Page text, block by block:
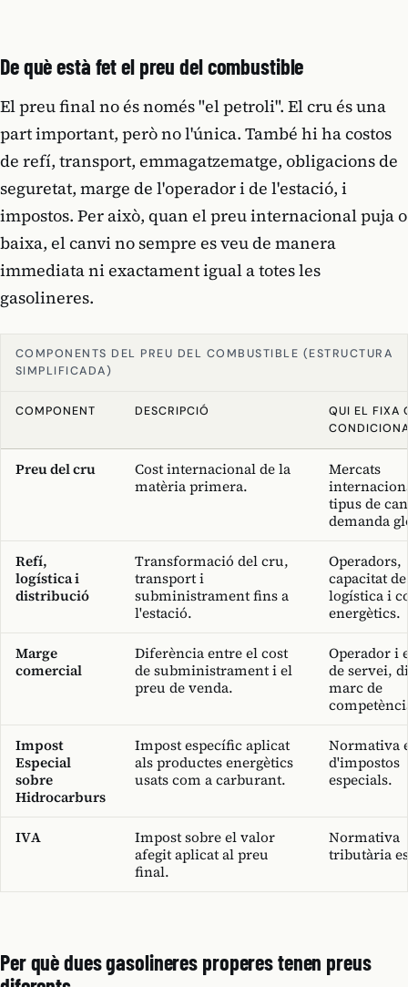
De què està fet el preu del combustible
El preu final no és només "el petroli". El cru és una
part important, però no l'única. També hi ha costos
de refí, transport, emmagatzematge, obligacions de
seguretat, marge de l'operador i de l'estació, i
impostos. Per això, quan el preu internacional puja o
baixa, el canvi no sempre es veu de manera
immediata ni exactament igual a totes les
gasolineres.
COMPONENTS DEL PREU DEL COMBUSTIBLE (ESTRUCTURA
SIMPLIFICADA)
COMPONENT DESCRIPCIÓ
QUI EL FIXA
Preu del cru
Cost internacional de la
matèria primera.
Mercats
tipus de
demanda
Refí,
logística i
distribució
Transformació del cru,
transport i
subministrament fins a
l'estació.
Operadors,
capacitat
logística i
energètics.
Marge
comercial
Diferència entre el cost
de subministrament i el
preu de venda.
Operador i
de servei,
marc de
Impost
Especial
sobre
Hidrocarburs
Impost específic aplicat
als productes energètics
usats com a carburant.
Normativa
d'impostos
especials.
IVA
Impost sobre el valor
afegit aplicat al preu
final.
Normativa
tributària
Per què dues gasolineres properes tenen preus